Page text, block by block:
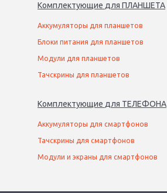
Комплектующие для ПЛАНШЕТА
Аккумуляторы для планшетов
Блоки питания для планшетов
Модули для планшетов
Тачскрины для планшетов
Комплектующие для ТЕЛЕФОНА
Аккумуляторы для смартфонов
Тачскрины для смартфонов
Модули и экраны для смартфонов